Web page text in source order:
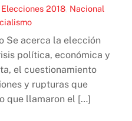
Elecciones 2018 Nacional
Se acerca la elección
política, económica y
el cuestionamiento
y rupturas que
que llamaron el […]